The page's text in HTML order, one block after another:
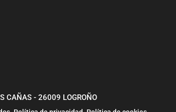
CAÑAS - 26009 LOGROÑO